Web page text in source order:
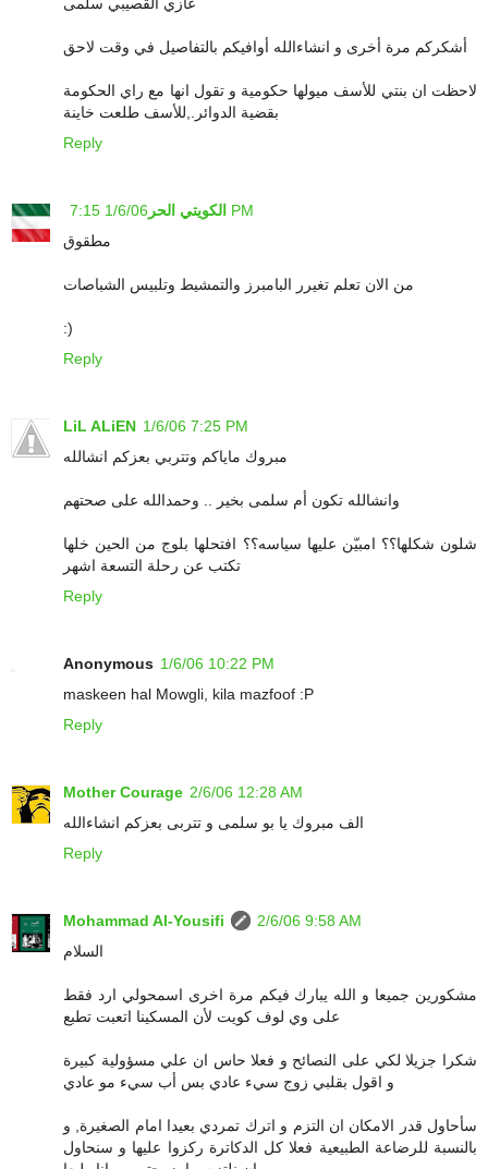
أشكركم مرة أخرى و انشاءالله أوافيكم بالتفاصيل في وقت لاحق
لاحظت ان بنتي للأسف ميولها حكومية و تقول انها مع راي الحكومة
بقضية الدوائر.,للأسف طلعت خاينة
Reply
الكويتي الحر 1/6/06 7:15 PM
مطقوق
من الان تعلم تغيرر البامبرز والتمشيط وتلبيس الشباصات
:)
Reply
LiL ALiEN 1/6/06 7:25 PM
مبروك ماياكم وتتربي بعزكم انشالله
وانشالله تكون أم سلمى بخير .. وحمدالله على صحتهم
شلون شكلها؟؟ امبيّن عليها سياسه؟؟ افتحلها بلوج من الحين خلها
تكتب عن رحلة التسعة اشهر
Reply
Anonymous 1/6/06 10:22 PM
maskeen hal Mowgli, kila mazfoof :P
Reply
Mother Courage 2/6/06 12:28 AM
الف مبروك يا بو سلمى و تتربى بعزكم انشاءالله
Reply
Mohammad Al-Yousifi
2/6/06 9:58 AM
السلام
مشكورين جميعا و الله يبارك فيكم مرة اخرى اسمحولي ارد فقط
على وي لوف كويت لأن المسكينا اتعبت تطبع
شكرا جزيلا لكي على النصائح و فعلا حاس ان علي مسؤولية كبيرة
و اقول بقلبي زوج سيء عادي بس أب سيء مو عادي
سأحاول قدر الامكان ان التزم و اترك تمردي بعيدا امام الصغيرة, و
بالنسبة للرضاعة الطبيعية فعلا كل الدكاترة ركزوا عليها و سنحاول